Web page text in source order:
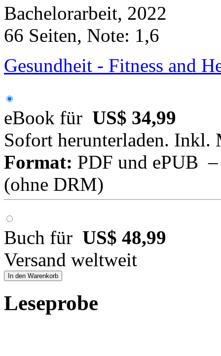
Bachelorarbeit, 2022
66 Seiten, Note: 1,6
Gesundheit - Fitness and
eBook für US$ 34,99
Sofort herunterladen. Inkl.
Format: PDF und ePUB
(ohne DRM)
Buch für US$ 48,99
Versand weltweit
In den Warenkorb
Leseprobe